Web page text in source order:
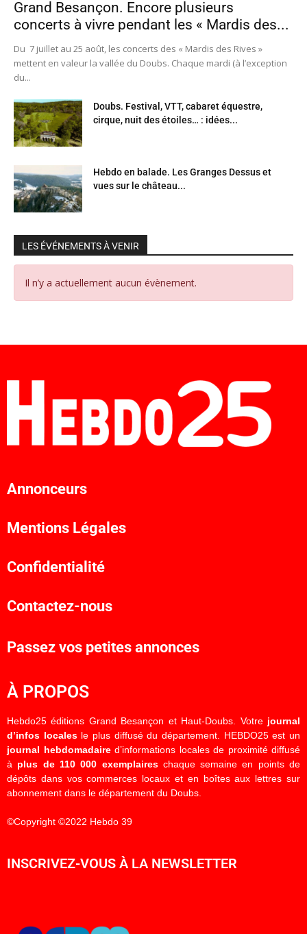
Grand Besançon. Encore plusieurs
concerts à vivre pendant les « Mardis des...
Du 7 juillet au 25 août, les concerts des « Mardis des Rives »
mettent en valeur la vallée du Doubs. Chaque mardi (à l’exception
du...
Doubs. Festival, VTT, cabaret équestre,
cirque, nuit des étoiles… : idées...
Hebdo en balade. Les Granges Dessus et
vues sur le château...
LES ÉVÉNEMENTS À VENIR
Il n’y a actuellement aucun évènement.
Annonceurs
Mentions Légales
Confidentialité
Contactez-nous
Passez vos petites annonces
À PROPOS
Hebdo25 éditions Grand Besançon et Haut-Doubs. Votre journal
d’infos localesle plus diffusé du département. HEBDO25 est un
journal hebdomadaired’informations locales de proximité diffusé
à plus de 110 000 exemplaireschaque semaine en points de
dépôts dans vos commerces locaux et en boîtes aux lettres sur
abonnement dans le département du Doubs.
©Copyright ©2022 Hebdo 39
INSCRIVEZ-VOUS À LA NEWSLETTER